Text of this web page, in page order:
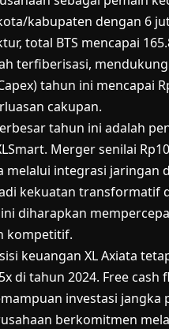
kabupaten dengan 6
total BTS mencapai
terfiberisasi,
tahun ini mencapai
cakupan.
tahun ini adalah
Merger senilai
melalui integrasi jaringan
kekuatan transformatif
diharapkan
kompetitif.
keuangan XL Axiata
di tahun 2024. Free
investasi jangka
berkomitmen